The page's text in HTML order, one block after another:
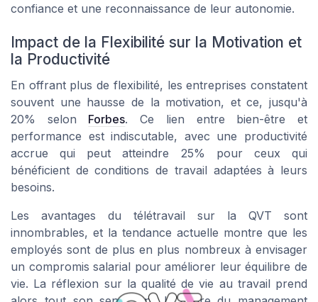
confiance et une reconnaissance de leur autonomie.
Impact de la Flexibilité sur la Motivation et
la Productivité
En offrant plus de flexibilité, les entreprises constatent
souvent une hausse de la motivation, et ce, jusqu'à
20% selon Forbes. Ce lien entre bien-être et
performance est indiscutable, avec une productivité
accrue qui peut atteindre 25% pour ceux qui
bénéficient de conditions de travail adaptées à leurs
besoins.
Les avantages du télétravail sur la QVT sont
innombrables, et la tendance actuelle montre que les
employés sont de plus en plus nombreux à envisager
un compromis salarial pour améliorer leur équilibre de
vie. La réflexion sur la qualité de vie au travail prend